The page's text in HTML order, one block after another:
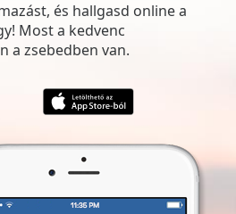
és hallgasd online a
Most a kedvenc
a zsebedben van.